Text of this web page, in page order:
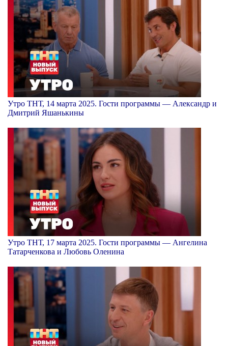
Утро ТНТ, 14 марта 2025. Гости программы — Александр и
Дмитрий Яшанькины
Утро ТНТ, 17 марта 2025. Гости программы — Ангелина
Татарченкова и Любовь Оленина